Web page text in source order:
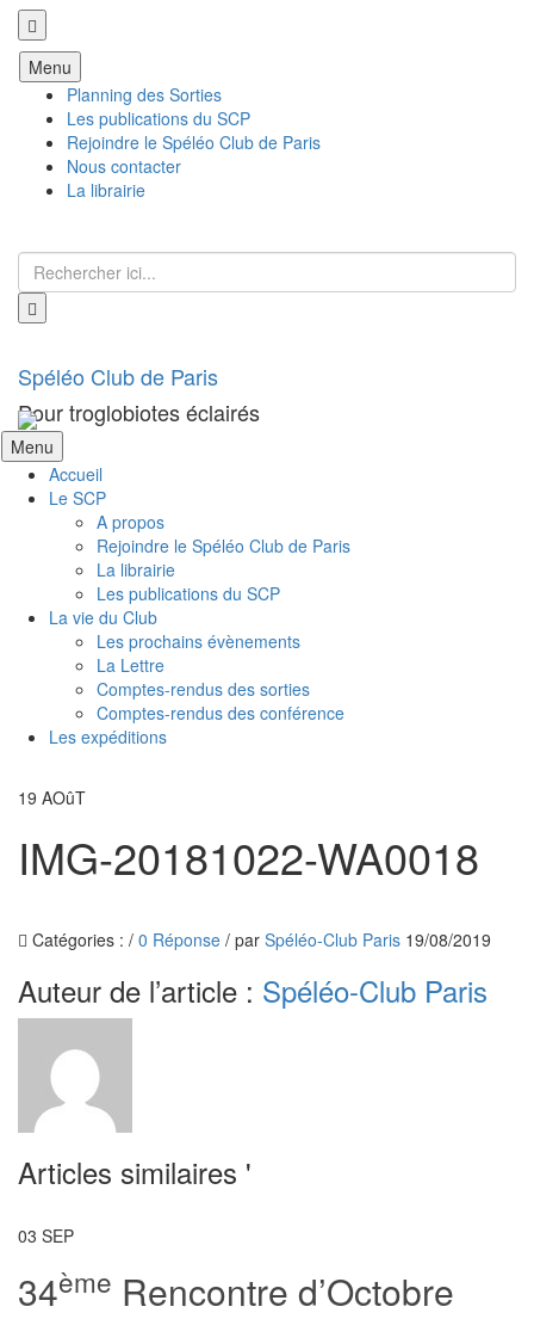
Menu Aller
au
contenu
Planning des Sorties
Les publications du SCP
Rejoindre le Spéléo Club de Paris
Nous contacter
La librairie
Recherche
pour
Spéléo Club de Paris
Pour troglobiotes éclairés
Menu Aller
au
contenu
Accueil
Le SCP
A propos
Rejoindre le Spéléo Club de Paris
La librairie
Les publications du SCP
La vie du Club
Les prochains évènements
La Lettre
Comptes-rendus des sorties
Comptes-rendus des conférence
Les expéditions
19 AOûT
IMG-20181022-WA0018
Catégories : / 0 Réponse / par Spéléo-Club Paris 19/08/2019
Auteur de l’article : Spéléo-Club Paris
Articles similaires '
03 SEP
34ème Rencontre d’Octobre